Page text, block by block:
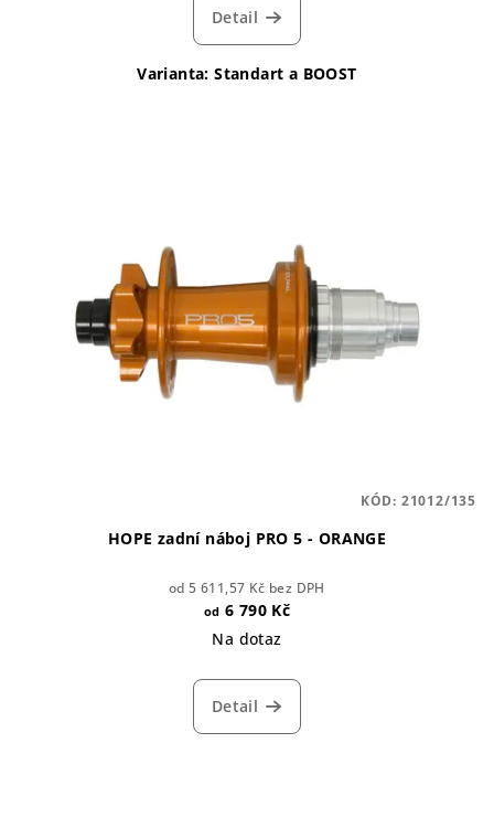
Detail
Varianta: Standart a BOOST
HOPE zadní náboj PRO 5 - ORANGE
od 5 611,57 Kč bez DPH
od 6 790 Kč
Na dotaz
Detail
KÓD: 21012/135